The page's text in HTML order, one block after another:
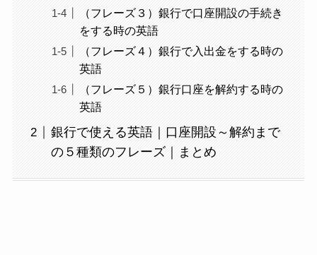
（フレーズ３）銀行で口座開設の手続き
をする時の英語
（フレーズ４）銀行で入出金をする時の
英語
（フレーズ５）銀行口座を解約する時の
英語
銀行で使える英語｜口座開設～解約まで
の５種類のフレーズ｜まとめ